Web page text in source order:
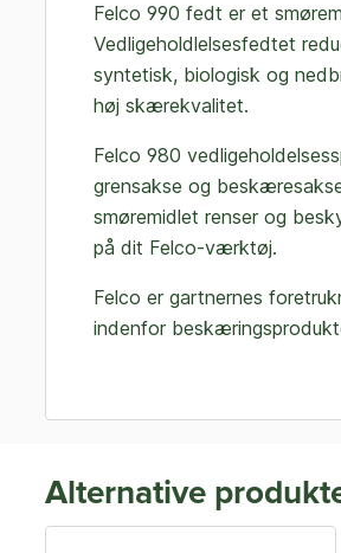
Felco 990 fedt er et
Vedligeholdlelsesfedtet
syntetisk, biologisk og
høj skærekvalitet.
Felco 980
grensakse og
smøremidlet renser og
på dit Felco-værktøj.
Felco er gartnernes
indenfor
Alternative